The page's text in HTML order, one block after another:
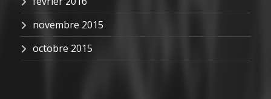
novembre 2015
octobre 2015